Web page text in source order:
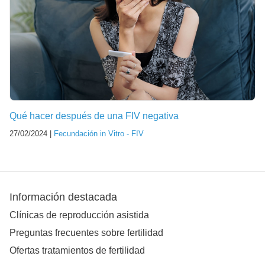
Qué hacer después de una FIV negativa
27/02/2024 | Fecundación in Vitro - FIV
Información destacada
Clínicas de reproducción asistida
Preguntas frecuentes sobre fertilidad
Ofertas tratamientos de fertilidad